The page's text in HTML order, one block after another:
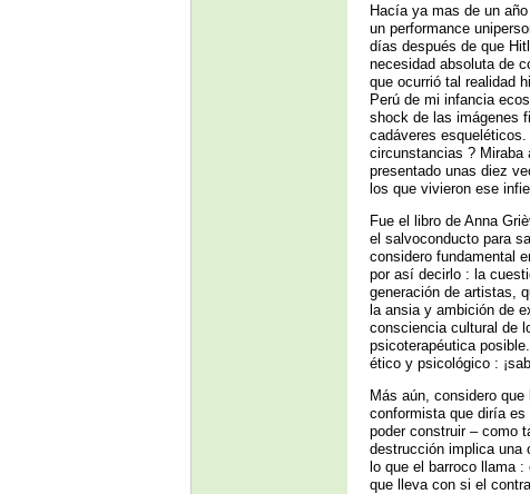
Hacía ya mas de un
un performance
días después de que
necesidad absoluta de
que ocurrió tal realidad
Perú de mi infancia
shock de las imágenes
cadáveres
circunstancias ? Miraba
presentado unas diez
los que vivieron ese
Fue el libro de Anna
el salvoconducto para
considero fundamental
por así decirlo : la
generación de artistas,
la ansia y ambición de
consciencia cultural de
psicoterapéutica
ético y psicológico :
Más aún, considero
conformista que diría es
poder construir – como
destrucción implica una
lo que el barroco llama
que lleva con si el